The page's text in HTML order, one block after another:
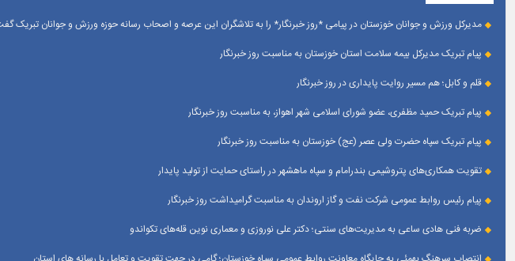
مدیرکل ورزش و جوانان خوزستان در پیامی *روز خبرنگار* را به تلاشگران این عرصه و اصحاب رسانه حوزه ورزش و جوانان تبریک
پیام تبریک مدیرکل بیمه سلامت استان خوزستان به مناسبت روز خبرنگار
قلم و کابل؛ هم مسیر روایت پایداری در روز خبرنگار
پیام تبریک حمید مظفری، عضو شورای اسلامی شهر اهواز، به مناسبت روز خبرنگار
پیام تبریک سپاه حضرت ولی عصر (عج) خوزستان به مناسبت روز خبرنگار
تقویت همکاری‌های پتروشیمی بندرامام و سپاه ماهشهر در راستای حمایت از تولید پایدار
پیام رئیس روابط عمومی شركت نفت و گاز اروندان به مناسبت گرامیداشت روز خبرنگار
ضربه فنی هادی ساعی به مدیریت‌های سنتی؛ دکتر علی نوروزی و معماری نوین قله‌های تکواندو